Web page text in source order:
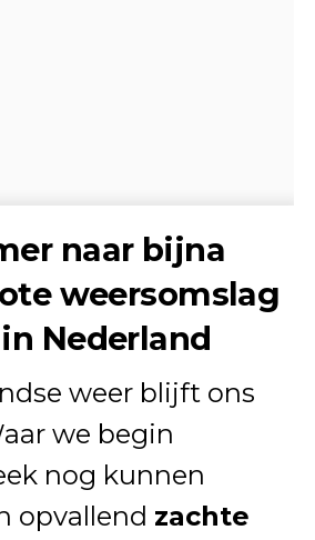
naar bijna
weersomslag
Nederland
weer blijft ons
we begin
nog kunnen
opvallend zachte